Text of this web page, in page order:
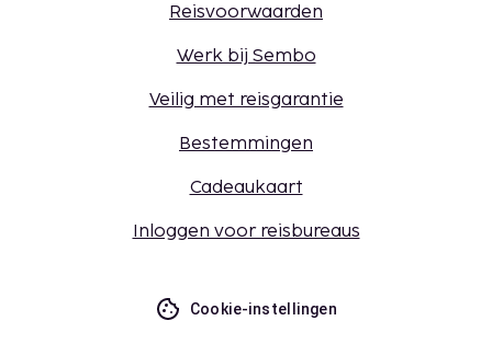
Reisvoorwaarden
Werk bij Sembo
Veilig met reisgarantie
Bestemmingen
Cadeaukaart
Inloggen voor reisbureaus
Cookie-instellingen